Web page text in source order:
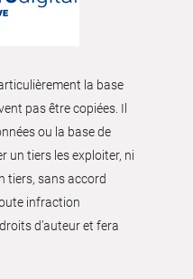
la base
pas être copiées. Il
ou la base de
un tiers les exploiter, ni
tiers, sans accord
infraction
d’auteur et fera